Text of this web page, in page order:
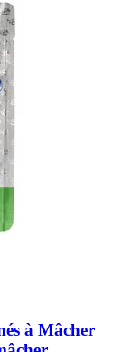
à Mâcher